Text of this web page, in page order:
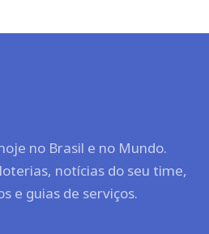
no Brasil e no Mundo.
notícias do seu time,
e guias de serviços.